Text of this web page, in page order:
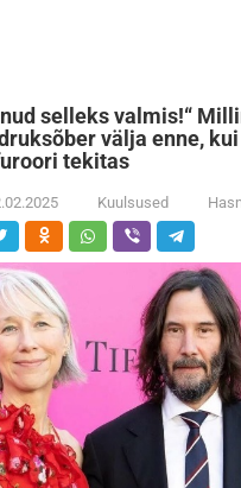
selleks valmis!“
välja enne,
tekitas
Kuulsused